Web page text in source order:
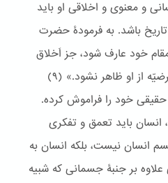
و معنوی و اخلاقی او باید
باشد. به فرمودۀ حضرت
مقام خود عارف شود، جز اَخلاق
حَسَنه و اَعمال طَيِّبۀ راضيۀ مَرضيّه از او ظاهر نشود.» (٩)
خود را فراموش کرده.
انسان باید تعمق و تفکری
انسان نیست، بلکه انسان به
است.» (١۰) یعنی علاوه بر جنبۀ جسمانی که شبیه